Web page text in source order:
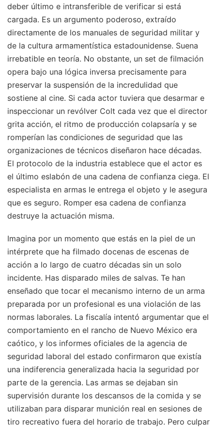
deber último e intransferible de verificar si está
cargada. Es un argumento poderoso, extraído
directamente de los manuales de seguridad militar y
de la cultura armamentística estadounidense. Suena
irrebatible en teoría. No obstante, un set de filmación
opera bajo una lógica inversa precisamente para
preservar la suspensión de la incredulidad que
sostiene al cine. Si cada actor tuviera que desarmar e
inspeccionar un revólver Colt cada vez que el director
grita acción, el ritmo de producción colapsaría y se
romperían las condiciones de seguridad que las
organizaciones de técnicos diseñaron hace décadas.
El protocolo de la industria establece que el actor es
el último eslabón de una cadena de confianza ciega. El
especialista en armas le entrega el objeto y le asegura
que es seguro. Romper esa cadena de confianza
destruye la actuación misma.
Imagina por un momento que estás en la piel de un
intérprete que ha filmado docenas de escenas de
acción a lo largo de cuatro décadas sin un solo
incidente. Has disparado miles de salvas. Te han
enseñado que tocar el mecanismo interno de un arma
preparada por un profesional es una violación de las
normas laborales. La fiscalía intentó argumentar que el
comportamiento en el rancho de Nuevo México era
caótico, y los informes oficiales de la agencia de
seguridad laboral del estado confirmaron que existía
una indiferencia generalizada hacia la seguridad por
parte de la gerencia. Las armas se dejaban sin
supervisión durante los descansos de la comida y se
utilizaban para disparar munición real en sesiones de
tiro recreativo fuera del horario de trabajo. Pero culpar